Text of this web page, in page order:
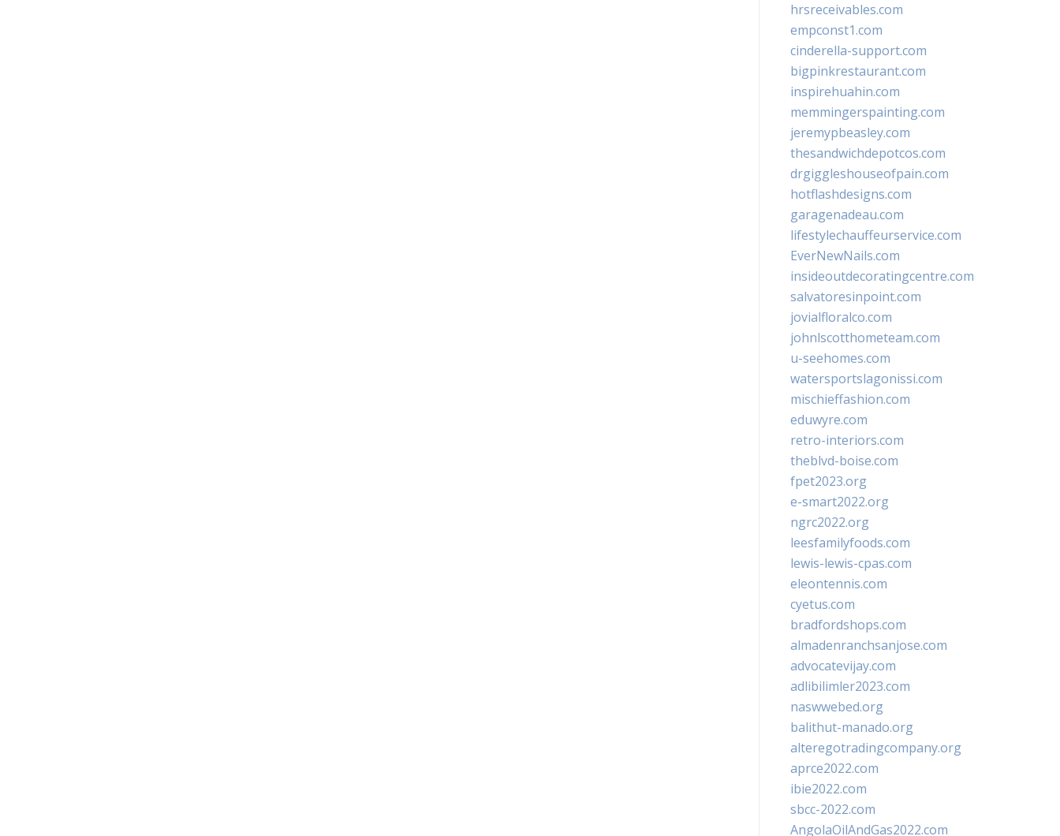
hrsreceivables.com
empconst1.com
cinderella-support.com
bigpinkrestaurant.com
inspirehuahin.com
memmingerspainting.com
jeremypbeasley.com
thesandwichdepotcos.com
drgiggleshouseofpain.com
hotflashdesigns.com
garagenadeau.com
lifestylechauffeurservice.com
EverNewNails.com
insideoutdecoratingcentre.com
salvatoresinpoint.com
jovialfloralco.com
johnlscotthometeam.com
u-seehomes.com
watersportslagonissi.com
mischieffashion.com
eduwyre.com
retro-interiors.com
theblvd-boise.com
fpet2023.org
e-smart2022.org
ngrc2022.org
leesfamilyfoods.com
lewis-lewis-cpas.com
eleontennis.com
cyetus.com
bradfordshops.com
almadenranchsanjose.com
advocatevijay.com
adlibilimler2023.com
naswwebed.org
balithut-manado.org
alteregotradingcompany.org
aprce2022.com
ibie2022.com
sbcc-2022.com
AngolaOilAndGas2022.com